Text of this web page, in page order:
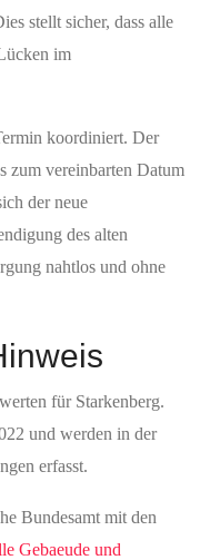
stellt sicher, dass alle
im
koordiniert. Der
zum vereinbarten Datum
der neue
des alten
nahtlos und ohne
für Starkenberg.
und werden in der
erfasst.
Bundesamt mit den
Gebaeude und